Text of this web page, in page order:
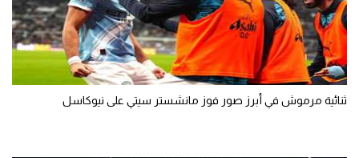
ثنائية مرموش في أبرز صور فوز مانشستر سيتي على نيوكاسل